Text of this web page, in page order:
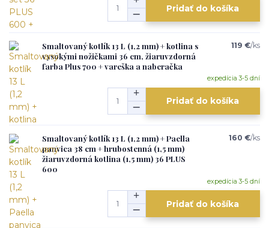
Pridať do košíka
Smaltovaný kotlík 13 L (1,2 mm) + kotlina s
vysokými nožičkami 36 cm, žiaruvzdorná
farba Plus 700 + vareška a naberačka
119 €/ks
expedícia 3-5 dní
Pridať do košíka
Smaltovaný kotlík 13 L (1,2 mm) + Paella
panvica 38 cm + hrubostenná (1,5 mm)
žiaruvzdorná kotlina (1,5 mm) 36 PLUS
600
160 €/ks
expedícia 3-5 dní
Pridať do košíka